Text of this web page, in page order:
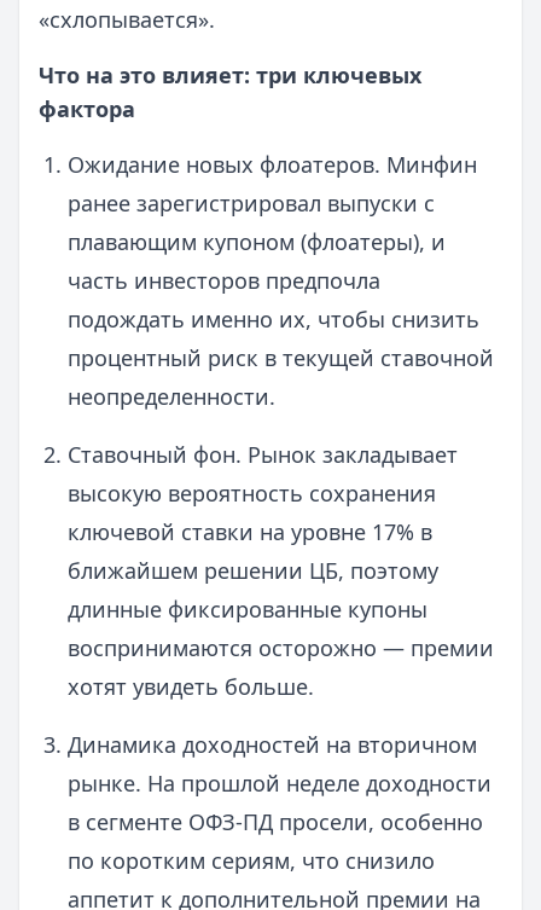
«схлопывается».
Что на это влияет: три ключевых
фактора
Ожидание новых флоатеров. Минфин
ранее зарегистрировал выпуски с
плавающим купоном (флоатеры), и
часть инвесторов предпочла
подождать именно их, чтобы снизить
процентный риск в текущей ставочной
неопределенности.
Ставочный фон. Рынок закладывает
высокую вероятность сохранения
ключевой ставки на уровне 17% в
ближайшем решении ЦБ, поэтому
длинные фиксированные купоны
воспринимаются осторожно — премии
хотят увидеть больше.
Динамика доходностей на вторичном
рынке. На прошлой неделе доходности
в сегменте ОФЗ-ПД просели, особенно
по коротким сериям, что снизило
аппетит к дополнительной премии на